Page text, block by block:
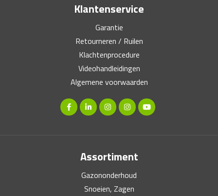
Klantenservice
Garantie
Retourneren / Ruilen
Klachtenprocedure
Videohandleidingen
Algemene voorwaarden
Assortiment
Gazononderhoud
Snoeien, Zagen